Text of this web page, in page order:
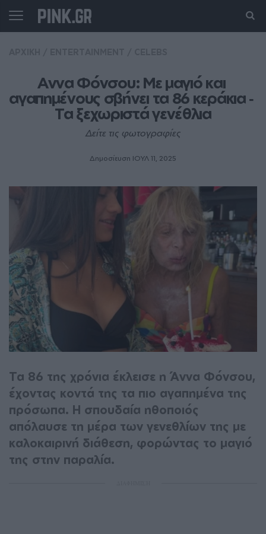
Αννα Φόνσου: Με μαγιό και
αγαπημένους σβήνει τα 86 κεράκια ‑
Τα ξεχωριστά γενέθλια
Δείτε τις φωτογραφίες
Δημοσίευση ΙΟΥΛ 11, 2025
Τα 86 της χρόνια έκλεισε η Άννα Φόνσου,
έχοντας κοντά της τα πιο αγαπημένα της
πρόσωπα. Η σπουδαία ηθοποιός
απόλαυσε τη μέρα των γενεθλίων της με
καλοκαιρινή διάθεση, φορώντας το μαγιό
της στην παραλία.